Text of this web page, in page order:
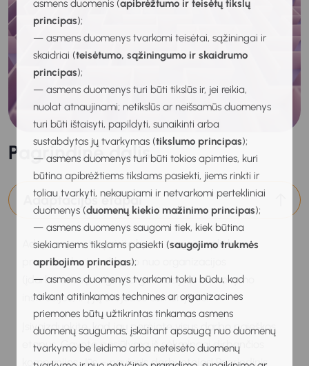
asmens duomenis (apibrėžtumo ir teisėtų tikslų
principas);
— asmens duomenys tvarkomi teisėtai, sąžiningai ir
skaidriai (teisėtumo, sąžiningumo ir skaidrumo
principas);
— asmens duomenys turi būti tikslūs ir, jei reikia,
nuolat atnaujinami; netikslūs ar neišsamūs duomenys
turi būti ištaisyti, papildyti, sunaikinti arba
sustabdytas jų tvarkymas (tikslumo principas);
— asmens duomenys turi būti tokios apimties, kuri
būtina apibrėžtiems tikslams pasiekti, jiems rinkti ir
toliau tvarkyti, nekaupiami ir netvarkomi pertekliniai
duomenys (duomenų kiekio mažinimo principas);
— asmens duomenys saugomi tiek, kiek būtina
siekiamiems tikslams pasiekti (saugojimo trukmės
apribojimo principas);
— asmens duomenys tvarkomi tokiu būdu, kad
taikant atitinkamas technines ar organizacines
priemones būtų užtikrintas tinkamas asmens
duomenų saugumas, įskaitant apsaugą nuo duomenų
tvarkymo be leidimo arba neteisėto duomenų
Pagrindinė dalis
Adaptacijos etapai
Adaptacija – tai prisitaikymo naujoje aplinkoje
procesas, kuris priklauso nuo organizacijos
(įdarbinusios įstaigos (organizacijos) ar mokymo
institucijos) ir į ją atėjusios asmenybės.
Įsivaizduokite, kad jau perėjote visus darbo paieškos
etapus. Gavote pasiūlymą iš sėkmingai dirbančios
kompanijos. Jūs – naujasis darbuotojas! Pagrindinis